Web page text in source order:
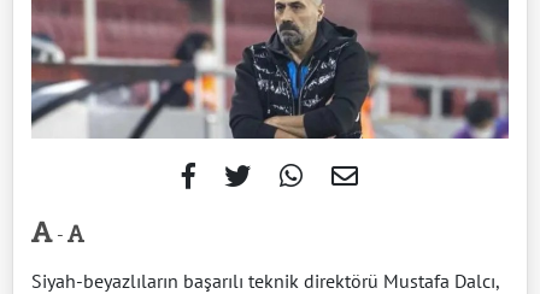
-
Siyah-beyazlıların başarılı teknik direktörü Mustafa Dalcı,